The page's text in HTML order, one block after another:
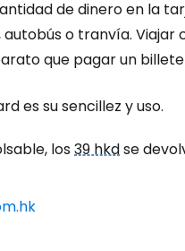
de dinero en la
o tranvía. Viajar
que pagar un
es su sencillez y uso.
los39 hkdse